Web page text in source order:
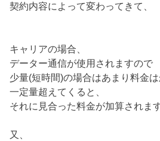
契約内容によって変わってきて、
キャリアの場合、
データー通信が使用されますので
少量(短時間)の場合はあまり料金
一定量超えてくると、
それに見合った料金が加算されます
又、